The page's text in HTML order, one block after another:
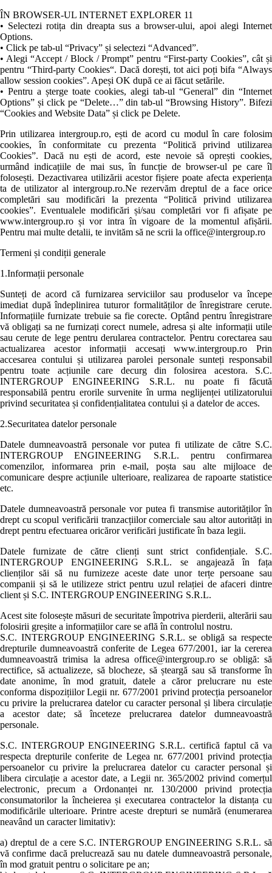
ÎN BROWSER-UL INTERNET EXPLORER 11
• Selectezi rotița din dreapta sus a browser-ului, apoi alegi Internet
Options.
• Click pe tab-ul “Privacy” și selectezi “Advanced”.
• Alegi “Accept / Block / Prompt” pentru “First-party Cookies”, cât și
pentru “Third-party Cookies“. Dacă dorești, tot aici poți bifa “Always
allow session cookies”. Apeși OK după ce ai făcut setările.
• Pentru a șterge toate cookies, alegi tab-ul “General” din “Internet
Options” și click pe “Delete…” din tab-ul “Browsing History”. Bifezi
“Cookies and Website Data” și click pe Delete.
Prin utilizarea intergroup.ro, ești de acord cu modul în care folosim
cookies, în conformitate cu prezenta “Politică privind utilizarea
Cookies”. Dacă nu ești de acord, este nevoie să oprești cookies,
urmând indicațiile de mai sus, în funcție de browser-ul pe care îl
folosești. Dezactivarea utilizării acestor fișiere poate afecta experiența
ta de utilizator al intergroup.ro.Ne rezervăm dreptul de a face orice
completări sau modificări la prezenta “Politică privind utilizarea
cookies”. Eventualele modificări și/sau completări vor fi afișate pe
www.intergroup.ro și vor intra în vigoare de la momentul afișării.
Pentru mai multe detalii, te invităm să ne scrii la office@intergroup.ro
Termeni și condiții generale
1.Informații personale
Sunteți de acord că furnizarea serviciilor sau produselor va începe
imediat după îndeplinirea tuturor formalităților de înregistrare cerute.
Informațiile furnizate trebuie sa fie corecte. Optând pentru înregistrare
vă obligați sa ne furnizați corect numele, adresa și alte informații utile
sau cerute de lege pentru derularea contractelor. Pentru corectarea sau
actualizarea acestor informații accesați www.intergroup.ro Prin
accesarea contului și utilizarea parolei personale sunteți responsabil
pentru toate acțiunile care decurg din folosirea acestora. S.C.
INTERGROUP ENGINEERING S.R.L. nu poate fi făcută
responsabilă pentru erorile survenite în urma neglijenței utilizatorului
privind securitatea și confidențialitatea contului și a datelor de acces.
2.Securitatea datelor personale
Datele dumneavoastră personale vor putea fi utilizate de către S.C.
INTERGROUP ENGINEERING S.R.L. pentru confirmarea
comenzilor, informarea prin e-mail, poșta sau alte mijloace de
comunicare despre acțiunile ulterioare, realizarea de rapoarte statistice
etc.
Datele dumneavoastră personale vor putea fi transmise autorităților în
drept cu scopul verificării tranzacțiilor comerciale sau altor autorități in
drept pentru efectuarea oricăror verificări justificate în baza legii.
Datele furnizate de către clienți sunt strict confidențiale. S.C.
INTERGROUP ENGINEERING S.R.L. se angajează în fața
clienților săi să nu furnizeze aceste date unor terțe persoane sau
companii și să le utilizeze strict pentru uzul relației de afaceri dintre
client și S.C. INTERGROUP ENGINEERING S.R.L.
Acest site folosește măsuri de securitate împotriva pierderii, alterării sau
folosirii greșite a informațiilor care se află în controlul nostru.
S.C. INTERGROUP ENGINEERING S.R.L. se obligă sa respecte
drepturile dumneavoastră conferite de Legea 677/2001, iar la cererea
dumneavoastră trimisa la adresa office@intergroup.ro se obligă: să
rectifice, să actualizeze, să blocheze, să șteargă sau să transforme în
date anonime, în mod gratuit, datele a căror prelucrare nu este
conforma dispozițiilor Legii nr. 677/2001 privind protecția persoanelor
cu privire la prelucrarea datelor cu caracter personal și libera circulație
a acestor date; să înceteze prelucrarea datelor dumneavoastră
personale.
S.C. INTERGROUP ENGINEERING S.R.L. certifică faptul că va
respecta drepturile conferite de Legea nr. 677/2001 privind protecția
persoanelor cu privire la prelucrarea datelor cu caracter personal și
libera circulație a acestor date, a Legii nr. 365/2002 privind comerțul
electronic, precum a Ordonanței nr. 130/2000 privind protecția
consumatorilor la încheierea și executarea contractelor la distanța cu
modificările ulterioare. Printre aceste drepturi se numără (enumerarea
neavând un caracter limitativ):
a) dreptul de a cere S.C. INTERGROUP ENGINEERING S.R.L. să
vă confirme dacă prelucrează sau nu datele dumneavoastră personale,
în mod gratuit pentru o solicitare pe an;